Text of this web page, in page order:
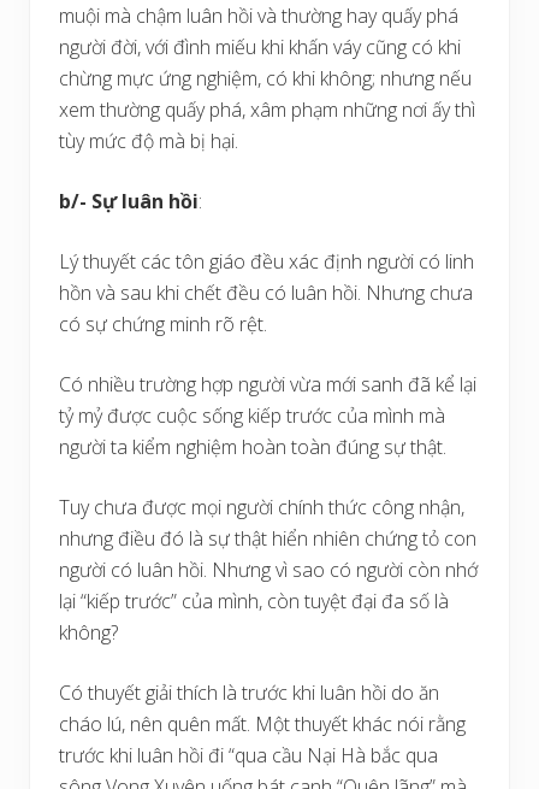
muội mà chậm luân hồi và thường hay quấy phá
người đời, với đình miếu khi khấn váy cũng có khi
chừng mực ứng nghiệm, có khi không; nhưng nếu
xem thường quấy phá, xâm phạm những nơi ấy thì
tùy mức độ mà bị hại.
b/- Sự luân hồi:
Lý thuyết các tôn giáo đều xác định người có linh
hồn và sau khi chết đều có luân hồi. Nhưng chưa
có sự chứng minh rõ rệt.
Có nhiều trường hợp người vừa mới sanh đã kể lại
tỷ mỷ được cuộc sống kiếp trước của mình mà
người ta kiểm nghiệm hoàn toàn đúng sự thật.
Tuy chưa được mọi người chính thức công nhận,
nhưng điều đó là sự thật hiển nhiên chứng tỏ con
người có luân hồi. Nhưng vì sao có người còn nhớ
lại “kiếp trước” của mình, còn tuyệt đại đa số là
không?
Có thuyết giải thích là trước khi luân hồi do ăn
cháo lú, nên quên mất. Một thuyết khác nói rằng
trước khi luân hồi đi “qua cầu Nại Hà bắc qua